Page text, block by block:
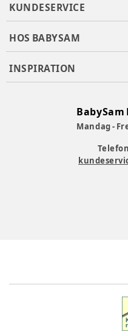
KUNDESERVICE
HOS BABYSAM
INSPIRATION
Mandag -